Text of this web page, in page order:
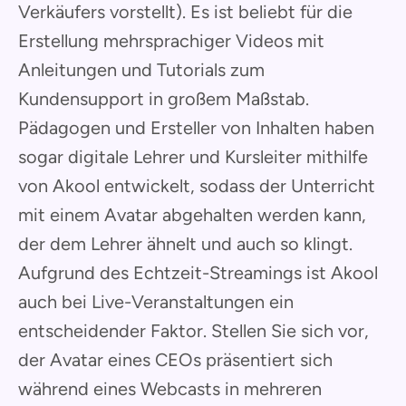
Verkäufers vorstellt). Es ist beliebt für die
Erstellung mehrsprachiger Videos mit
Anleitungen und Tutorials zum
Kundensupport in großem Maßstab.
Pädagogen und Ersteller von Inhalten haben
sogar digitale Lehrer und Kursleiter mithilfe
von Akool entwickelt, sodass der Unterricht
mit einem Avatar abgehalten werden kann,
der dem Lehrer ähnelt und auch so klingt.
Aufgrund des Echtzeit-Streamings ist Akool
auch bei Live-Veranstaltungen ein
entscheidender Faktor. Stellen Sie sich vor,
der Avatar eines CEOs präsentiert sich
während eines Webcasts in mehreren